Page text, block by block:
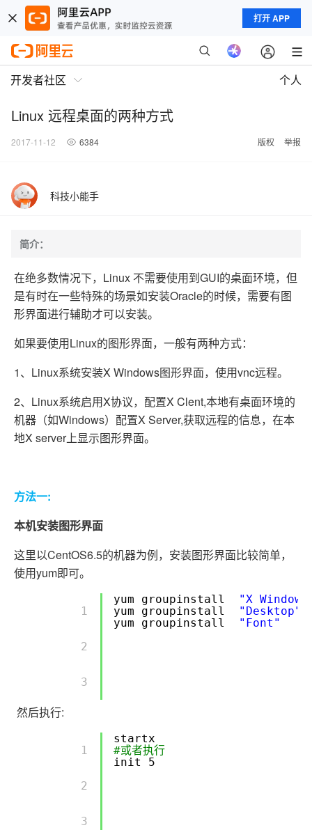
打开 APP
开发者社区 个人
Linux 远程桌面的两种方式
2017-11-12 6384 版权 举报
科技小能手
简介：
在绝多数情况下，Linux 不需要使用到GUI的桌面环境，但
是有时在一些特殊的场景如安装Oracle的时候，需要有图
形界面进行辅助才可以安装。
如果要使用Linux的图形界面，一般有两种方式：
1、Linux系统安装X Windows图形界面，使用vnc远程。
2、Linux系统启用X协议，配置X Clent,本地有桌面环境的
机器（如Windows）配置X Server,获取远程的信息，在本
地X server上显示图形界面。
方法一:
本机安装图形界面
这里以CentOS6.5的机器为例，安装图形界面比较简单，
使用yum即可。
        1
        2
        3
yum groupinstall
"X Window
yum groupinstall
"Desktop"
yum groupinstall
"Font"
然后执行:
        1
        2
        3
startx
#或者执行
init 5